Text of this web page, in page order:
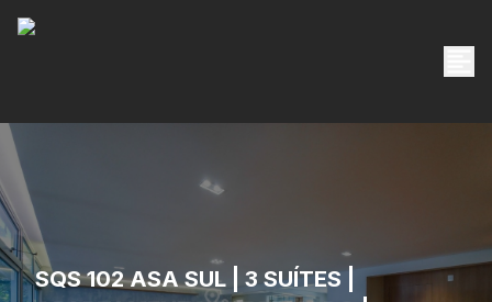
SQS 102 ASA SUL | 3 SUÍTES |